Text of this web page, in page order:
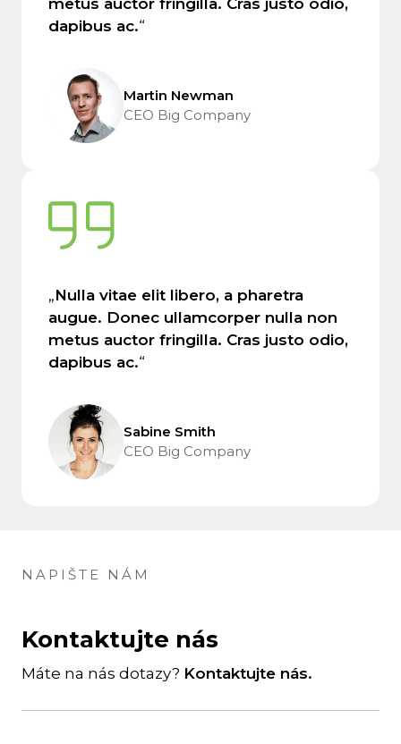
metus auctor fringilla. Cras justo odio,
dapibus ac.“
Martin Newman
CEO Big Company
„Nulla vitae elit libero, a pharetra
augue. Donec ullamcorper nulla non
metus auctor fringilla. Cras justo odio,
dapibus ac.“
Sabine Smith
CEO Big Company
NAPIŠTE NÁM
Kontaktujte nás
Máte na nás dotazy? Kontaktujte nás.